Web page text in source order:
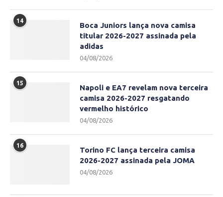
14
Boca Juniors lança nova camisa
titular 2026-2027 assinada pela
adidas
04/08/2026
15
Napoli e EA7 revelam nova terceira
camisa 2026-2027 resgatando
vermelho histórico
04/08/2026
16
Torino FC lança terceira camisa
2026-2027 assinada pela JOMA
04/08/2026